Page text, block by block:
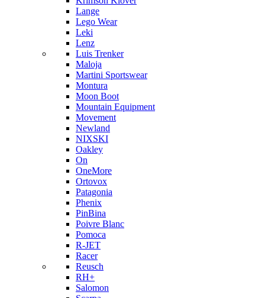
Lange
Lego Wear
Leki
Lenz
Luis Trenker
Maloja
Martini Sportswear
Montura
Moon Boot
Mountain Equipment
Movement
Newland
NIXSKI
Oakley
On
OneMore
Ortovox
Patagonia
Phenix
PinBina
Poivre Blanc
Pomoca
R-JET
Racer
Reusch
RH+
Salomon